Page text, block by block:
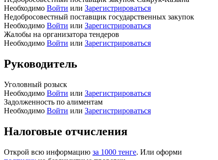
Необходимо Войти или Зарегистрироваться
Недобросовестный поставщик государственных закупок
Необходимо Войти или Зарегистрироваться
Жалобы на организатора тендеров
Необходимо Войти или Зарегистрироваться
Руководитель
Уголовный розыск
Необходимо Войти или Зарегистрироваться
Задолженность по алиментам
Необходимо Войти или Зарегистрироваться
Налоговые отчисления
Открой всю информацию за 1000 тенге. Или оформи